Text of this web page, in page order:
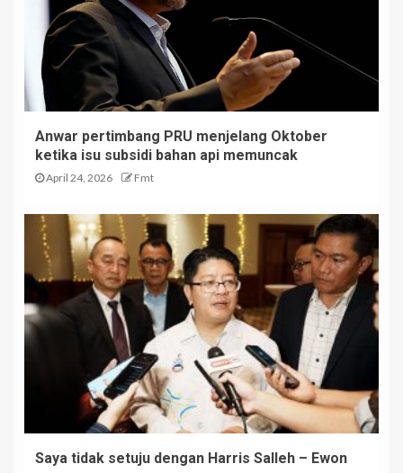
Tindakan Pantas Pusat Khidmat
Rakyat Parlimen Tuaran
Pulihkan Jalan Bayaon Kiulu
Komuniti Sempena Hari
Malaysia Taman Sri Rugading
1
Sunduan Nabalu : Hak 40
peratus –Maruah dan ekonomi
kini di Sabah
Anwar pertimbang PRU menjelang Oktober
ketika isu subsidi bahan api memuncak
April 24, 2026 Fmt
Saya tidak setuju dengan Harris Salleh – Ewon